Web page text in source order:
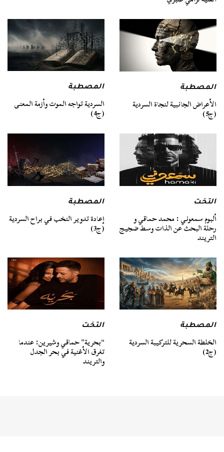
المصطبة
الأعراض الجانبية لنجاة السردية
(ج5)
المصطبة
السردية تواجه الموت وأزمة المعنى
(ج4)
التخت
ألبوم سمعوني : محمد حماقي و
رحلة البحث عن الذات وسط ضجيج
التريند
المصطبة
إعادة تدوير النخب في براح السردية
(ج3)
المصطبة
الخلطة السحرية للتركيبة السردية
(ج2)
التخت
“بحرية” حماقي وشيرين: عندما
تغرق الأغنية في بحر الجدل
والتريند